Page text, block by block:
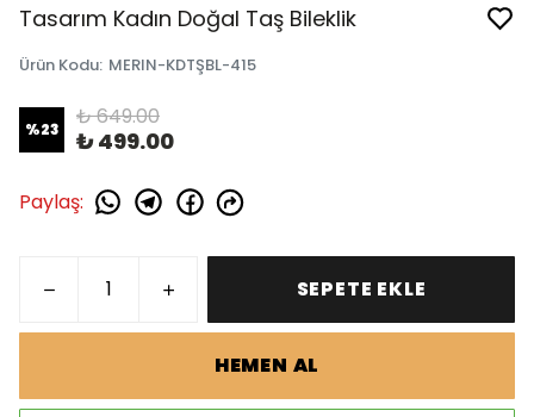
Tasarım Kadın Doğal Taş Bileklik
Ürün Kodu: MERIN-KDTŞBL-415
%23 ₺ 649.00
₺ 499.00
Paylaş:
SEPETE EKLE
HEMEN AL